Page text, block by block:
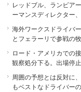
レッドブル、ランビア
ーマンスディレクター
海外ワークスドライバ
とフェラーリで参戦の
ロード・アメリカでの
観察処分下る。出場停
周囲の予想とは反対に
もベストなドライバー